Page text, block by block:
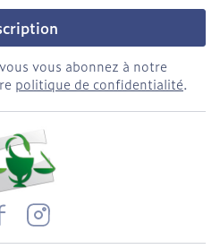
vous abonnez à notre
politique de confidentialité.